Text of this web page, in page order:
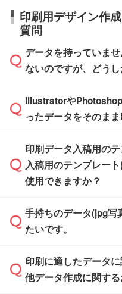
タッフまでお問い合
ル」に注文予定日を
その締切日や出荷目
品が決まりましたら
たします。
※土日祝日を除く営
※沖縄・離島は追加
す。>>対象商品はこ
※最短出荷日は商品
品ページにてご確認
す。(白箱、化粧箱
【袋入り】 商品が
す。(透明袋、デザイ
【個包装なし】 個
※化粧箱から白箱へ
箱の作成は原則承っ
日本全国へお届けが
直接納品は行ってお
ださい。
印刷用デザイン作
質問
データを持っていま
ないのですが、どう
無料の「デザインシ
PCやスマホから簡
ザインソフトがなく
また、「データ作成
せいただければ、弊
タを1点作成いたしま
Illustratorや
ったデータをそのま
Illustratorや
ザインソフトでこだ
い方は、完全データ入
積・ご注文フォーム
ください。
ご入稿後は経験豊富
がないかチェックし
刷に進みますので、
印刷データ入稿用の
入稿用のテンプレー
使用できますか？
一部商品は入稿用テ
ます。各商品ページ
入稿用のテンプレー
Illustratorや
手持ちのデータ(jpg写
たいです。
印刷に適したデータ
タッフが事前に確認
印刷に適したデータ
他データ作成に関す